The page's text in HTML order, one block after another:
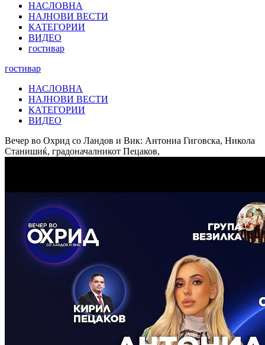
НАСЛОВНА
НАЈНОВИ ВЕСТИ
КАТЕГОРИИ
ВИДЕО
гостивар
гостивар
НАСЛОВНА
НАЈНОВИ ВЕСТИ
КАТЕГОРИИ
ВИДЕО
Вечер во Охрид со Ландов и Вик: Антониа Гиговска, Никола
Станишиќ, градоначалникот Пецаков,